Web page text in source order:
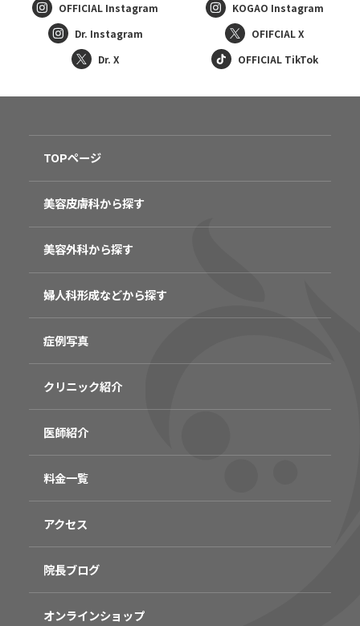
OFFICIAL Instagram KOGAO Instagram
Dr. Instagram
OFIFCIAL X
Dr. X
OFFICIAL TikTok
TOPページ
美容皮膚科から探す
美容外科から探す
婦人科形成などから探す
症例写真
クリニック紹介
医師紹介
料金一覧
アクセス
院長ブログ
オンラインショップ